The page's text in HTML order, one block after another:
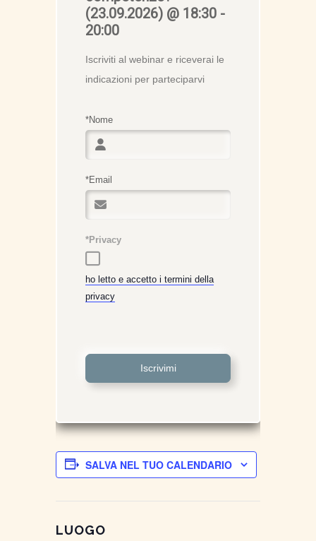
(23.09.2026) @ 18:30 -
20:00
Iscriviti al webinar e riceverai le
indicazioni per parteciparvi
*Nome
*Email
*Privacy
ho letto e accetto i termini della
privacy
Iscrivimi
SALVA NEL TUO CALENDARIO
LUOGO